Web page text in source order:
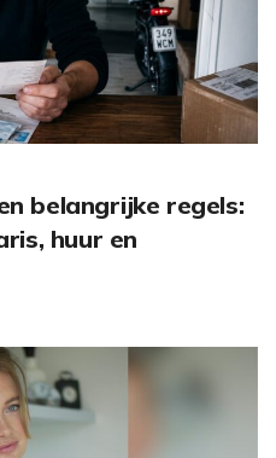
belangrijke regels:
huur en